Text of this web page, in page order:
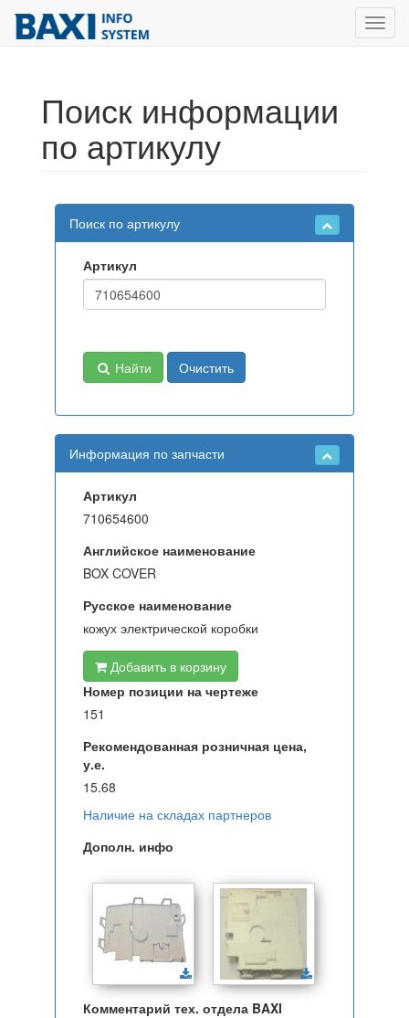
Поиск информации
по артикулу
Поиск по артикулу
Артикул
Найти Очистить
Информация по запчасти
Артикул
710654600
Английское наименование
BOX COVER
Русское наименование
кожух электрической коробки
Добавить в корзину
Номер позиции на чертеже
151
Рекомендованная розничная цена,
у.е.
15.68
Наличие на складах партнеров
Дополн. инфо
Комментарий тех. отдела BAXI